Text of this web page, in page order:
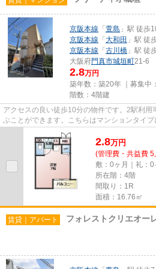
京阪本線 「 萱島 」駅 徒歩
京阪本線 「 大和田 」駅 徒
京阪本線 「 古川橋 」駅 徒
大阪府門真市城垣町21-6
2.8万円
築年数：築20年 ｜募集中：
階数：4階建
アクセスの良い徒歩10分の物件です。2駅利用
ぶことができます。こちらはマンションタイ
動産情報を集めたい方は当社ス...
2.8万円
(管理費・共益費
敷：0ヶ月｜礼：0
所在階：4階
間取り：1R
面積：16.76㎡
賃貸｜アパート フォレストクリエオー